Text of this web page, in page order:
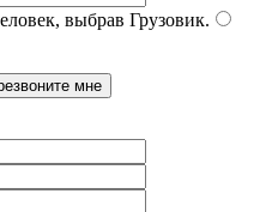
выбрав Грузовик.